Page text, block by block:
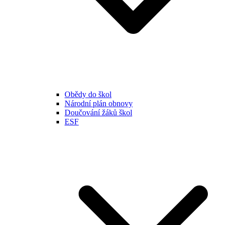
Obědy do škol
Národní plán obnovy
Doučování žáků škol
ESF